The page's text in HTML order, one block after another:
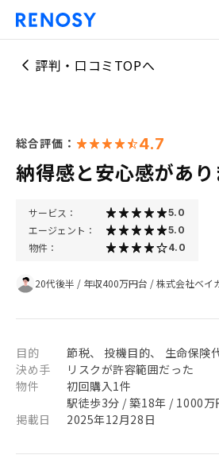
評判・口コミTOPへ
総合評価： 4.7
納得感と安心感があり
サービス： 5.0
エージェント： 5.0
物件： 4.0
20代後半 / 年収400万円台 /株式会社ベイ
目的
節税、 投機目的、 生命保険
決め手
リスクが許容範囲だった
物件
初回購入1件
駅徒歩3分 / 築18年 / 1000万
掲載日
2025年12月28日